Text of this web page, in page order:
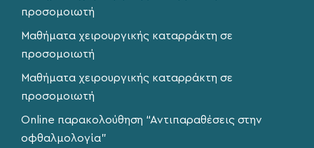
προσομοιωτή
Μαθήματα χειρουργικής καταρράκτη σε
προσομοιωτή
Μαθήματα χειρουργικής καταρράκτη σε
προσομοιωτή
Online παρακολούθηση “Αντιπαραθέσεις στην
οφθαλμολογία”